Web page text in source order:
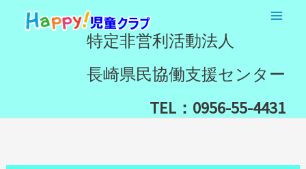
特定非営利活動法人
長崎県民協働支援センター
TEL：0956-55-4431
検
索